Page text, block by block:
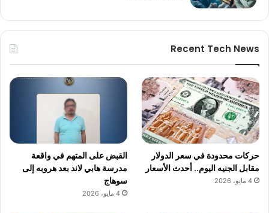
Recent Tech News
حركات محدودة في سعر الدولار
مقابل الجنيه اليوم.. أحدث الأسعار
4 مايو، 2026
القبض على المتهم في واقعة
مدرسة هابي لاند بعد هروبه إلى
سوهاج
4 مايو، 2026